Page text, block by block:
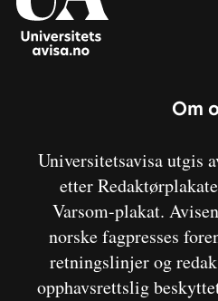
Om
Universitetsavisa utgis
etter
Varsom-plakat.
norske fagpresses
retningslinjer og
opphavsrettslig